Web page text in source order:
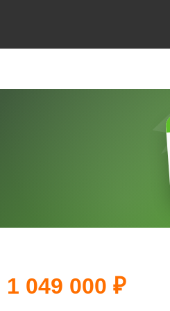
1 049 000